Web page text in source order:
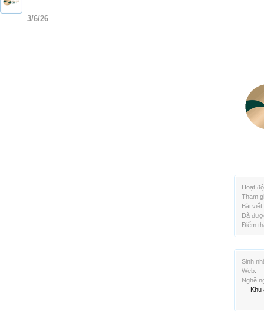
Hoạt
Tham
Bài viết:
Đã
Điểm
Sinh
Web:
Nghề
Khu
3/6/26